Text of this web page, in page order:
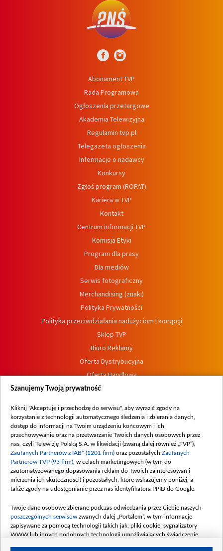
Abonament TVP
Rada Programowa
Ogłoszenia przetargowe
Akademia Telewizyjna
Regulamin tvp.pl
Telegazeta ogłoszenia
Informacje o nadawcy
Konkursy
Zgłoś program (ROPAT)
Kariera w TVP
Kontakt
Centrum informacji TVP
Komisja Etyki
Program dla prasy
Dla mediów
Serwis fotograficzny
Merchandising (znaki)
Polityka Prywatności
Polityka przeciwdziałania nadużyciom i korupcji
Sklep TVP
Biuro Reklamy
Oferta Dystrybucyjna
Oferta Handlowa
Dostępność
Procedura zgłoszeń wewnętrznych
Szanujemy Twoją prywatność
Kliknij "Akceptuję i przechodzę do serwisu", aby wyrazić zgody na
korzystanie z technologii automatycznego śledzenia i zbierania danych,
dostęp do informacji na Twoim urządzeniu końcowym i ich
przechowywanie oraz na przetwarzanie Twoich danych osobowych przez
nas, czyli Telewizję Polską S.A. w likwidacji (zwaną dalej również „TVP”),
Zaufanych Partnerów z IAB* (1201 firm) oraz pozostałych Zaufanych
Partnerów TVP (93 firm) , w celach marketingowych (w tym do
zautomatyzowanego dopasowania reklam do Twoich zainteresowań i
mierzenia ich skuteczności) i pozostałych, które wskazujemy poniżej, a
także zgody na udostępnianie przez nas identyfikatora PPID do Google.
Twoje dane osobowe zbierane podczas odwiedzania przez Ciebie naszych
poszczególnych serwisów zwanych dalej „Portalem”, w tym informacje
zapisywane za pomocą technologii takich jak: pliki cookie, sygnalizatory
WWW lub innych podobnych technologii umożliwiających świadczenie